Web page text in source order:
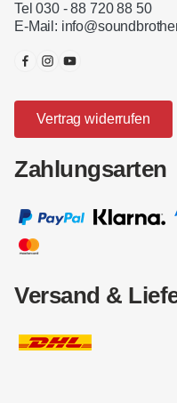
Tel 030 - 88 720 88 50
E-Mail:
Vertrag widerrufen
Zahlungsarten
Versand &